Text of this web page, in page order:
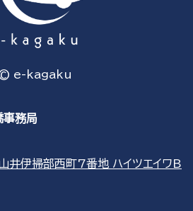
e-kagaku
務局
井伊掃部西町7番地 ハイツエイワB